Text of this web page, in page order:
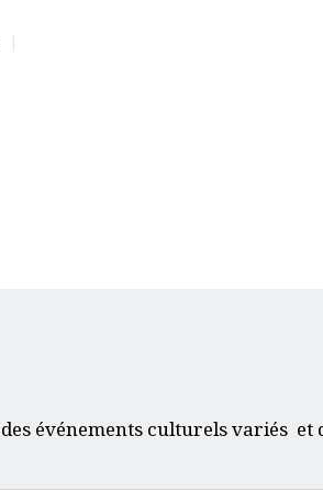
DU
événements culturels variés et